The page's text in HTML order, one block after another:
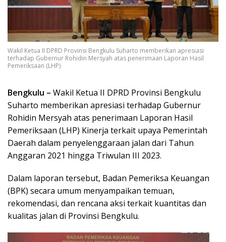
Wakil Ketua II DPRD Provinsi Bengkulu Suharto memberikan apresiasi
terhadap Gubernur Rohidin Mersyah atas penerimaan Laporan Hasil
Pemeriksaan (LHP)
Bengkulu – Wakil Ketua II DPRD Provinsi Bengkulu
Suharto memberikan apresiasi terhadap Gubernur
Rohidin Mersyah atas penerimaan Laporan Hasil
Pemeriksaan (LHP) Kinerja terkait upaya Pemerintah
Daerah dalam penyelenggaraan jalan dari Tahun
Anggaran 2021 hingga Triwulan III 2023.
Dalam laporan tersebut, Badan Pemeriksa Keuangan
(BPK) secara umum menyampaikan temuan,
rekomendasi, dan rencana aksi terkait kuantitas dan
kualitas jalan di Provinsi Bengkulu.